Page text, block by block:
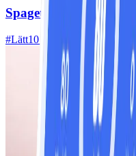
Spagetti med köttfärssås
#Lätt10 MIN